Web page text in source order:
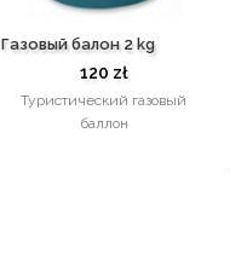
Газовый балон 2 kg
120 zł
Туристический газовый
баллон